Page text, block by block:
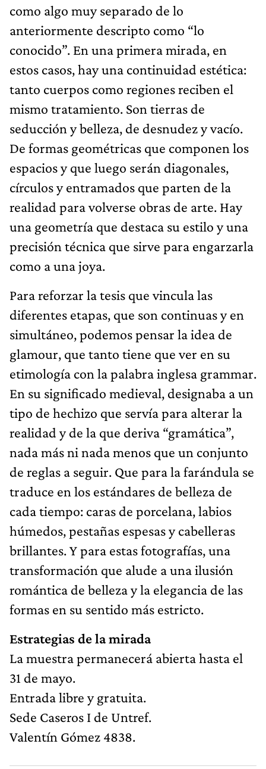
como algo muy separado de lo
anteriormente descripto como “lo
conocido”. En una primera mirada, en
estos casos, hay una continuidad estética:
tanto cuerpos como regiones reciben el
mismo tratamiento. Son tierras de
seducción y belleza, de desnudez y vacío.
De formas geométricas que componen los
espacios y que luego serán diagonales,
círculos y entramados que parten de la
realidad para volverse obras de arte. Hay
una geometría que destaca su estilo y una
precisión técnica que sirve para engarzarla
como a una joya.
Para reforzar la tesis que vincula las
diferentes etapas, que son continuas y en
simultáneo, podemos pensar la idea de
glamour, que tanto tiene que ver en su
etimología con la palabra inglesa grammar.
En su significado medieval, designaba a un
tipo de hechizo que servía para alterar la
realidad y de la que deriva “gramática”,
nada más ni nada menos que un conjunto
de reglas a seguir. Que para la farándula se
traduce en los estándares de belleza de
cada tiempo: caras de porcelana, labios
húmedos, pestañas espesas y cabelleras
brillantes. Y para estas fotografías, una
transformación que alude a una ilusión
romántica de belleza y la elegancia de las
formas en su sentido más estricto.
Estrategias de la mirada
La muestra permanecerá abierta hasta el
31 de mayo.
Entrada libre y gratuita.
Sede Caseros I de Untref.
Valentín Gómez 4838.